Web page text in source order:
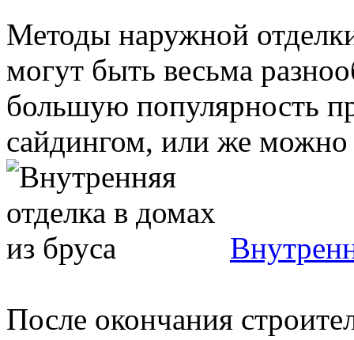
Методы наружной
могут быть весьма
большую популярность
сайдингом, или же можно
После окончания